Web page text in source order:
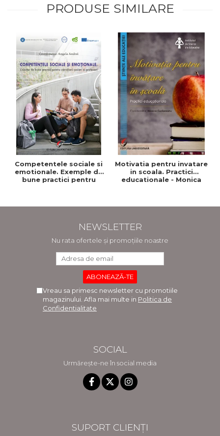
PRODUSE SIMILARE
Competentele sociale si
emotionale. Exemple de
bune practici pentru
Motivatia pentru invatare
in scoala. Practici
educationale - Monica
NEWSLETTER
Nu rata ofertele și promoțiile noastre
Vreau sa primesc newsletter cu promotiile
magazinului. Afla mai multe in Politica de
Confidentialitate
SOCIAL
Urmărește-ne în social media
SUPORT CLIENȚI